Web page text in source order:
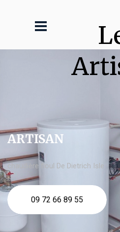
ARTISAN
chaudière fioul De Dietrich Isle
09 72 66 89 55